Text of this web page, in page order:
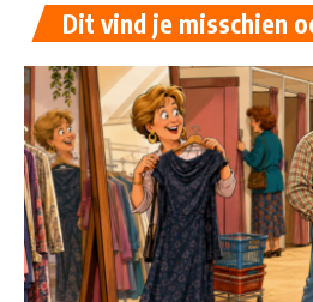
Dit vind je misschien